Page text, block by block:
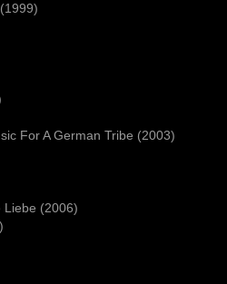
For A German Tribe (2003)
Liebe (2006)